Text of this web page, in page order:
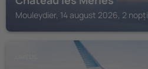
Mouleydier, 14 august 2026, 2 nopți